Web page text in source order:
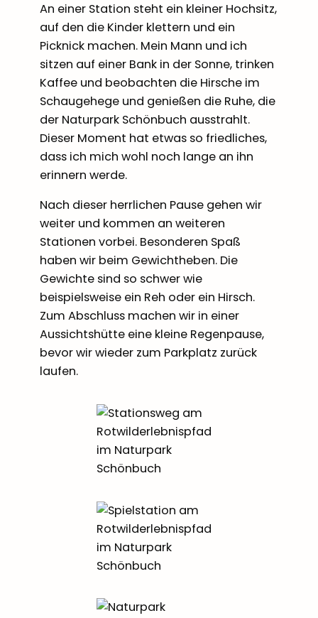
An einer Station steht ein kleiner Hochsitz,
auf den die Kinder klettern und ein
Picknick machen. Mein Mann und ich
sitzen auf einer Bank in der Sonne, trinken
Kaffee und beobachten die Hirsche im
Schaugehege und genießen die Ruhe, die
der Naturpark Schönbuch ausstrahlt.
Dieser Moment hat etwas so friedliches,
dass ich mich wohl noch lange an ihn
erinnern werde.
Nach dieser herrlichen Pause gehen wir
weiter und kommen an weiteren
Stationen vorbei. Besonderen Spaß
haben wir beim Gewichtheben. Die
Gewichte sind so schwer wie
beispielsweise ein Reh oder ein Hirsch.
Zum Abschluss machen wir in einer
Aussichtshütte eine kleine Regenpause,
bevor wir wieder zum Parkplatz zurück
laufen.